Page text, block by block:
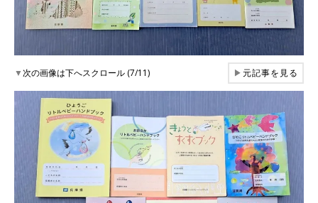
▼次の画像は下へスクロール (7/11) ▶元記事を見る